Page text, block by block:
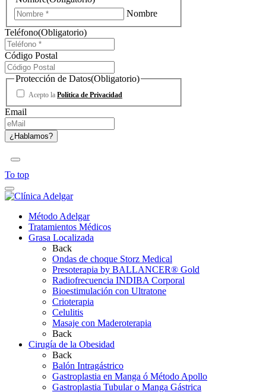
Nombre
Teléfono(Obligatorio)
Código Postal
Protección de Datos(Obligatorio)
Acepto la Política de Privacidad
Email
To top
Método Adelgar
Tratamientos Médicos
Grasa Localizada
Back
Ondas de choque Storz Medical
Presoterapia by BALLANCER® Gold
Radiofrecuencia INDIBA Corporal
Bioestimulación con Ultratone
Crioterapia
Celulitis
Masaje con Maderoterapia
Back
Cirugía de la Obesidad
Back
Balón Intragástrico
Gastroplastia en Manga ó Método Apollo
Gastroplastia Tubular o Manga Gástrica